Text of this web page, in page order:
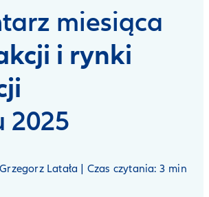
miesiąca
i rynki
2025
Latała | Czas czytania: 3 min